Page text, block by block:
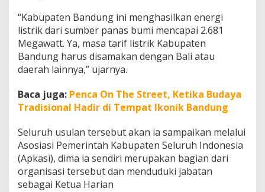
“Kabupaten Bandung ini menghasilkan energi
listrik dari sumber panas bumi mencapai 2.681
Megawatt. Ya, masa tarif listrik Kabupaten
Bandung harus disamakan dengan Bali atau
daerah lainnya,” ujarnya.
Baca juga: Penca On The Street, Ketika Budaya
Tradisional Hadir di Tempat Ikonik Bandung
Seluruh usulan tersebut akan ia sampaikan melalui
Asosiasi Pemerintah Kabupaten Seluruh Indonesia
(Apkasi), dima ia sendiri merupakan bagian dari
organisasi tersebut dan menduduki jabatan
sebagai Ketua Harian